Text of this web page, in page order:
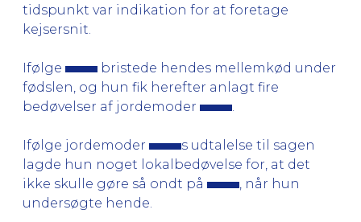
tidspunkt var indikation for at foretage
kejsersnit.
Ifølge
bristede hendes mellemkød under
fødslen, og hun fik herefter anlagt fire
bedøvelser af jordemoder
Ifølge jordemoder
s udtalelse til sagen
lagde hun noget lokalbedøvelse for, at det
ikke skulle gøre så ondt på
, når hun
undersøgte hende.